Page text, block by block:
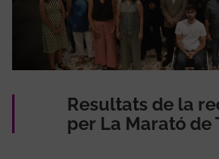
Resultats de la
per La Marató de